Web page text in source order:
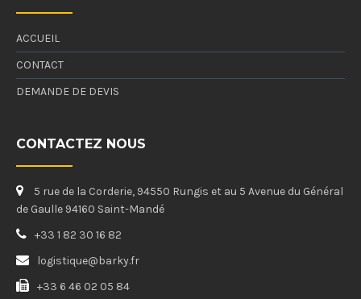
ACCUEIL
CONTACT
DEMANDE DE DEVIS
CONTACTEZ NOUS
5 rue de la Corderie, 94550 Rungis et au 5 Avenue du Général
de Gaulle 94160 Saint-Mandé
+33 1 82 30 16 82
logistique@barky.fr
+33 6 46 02 05 84